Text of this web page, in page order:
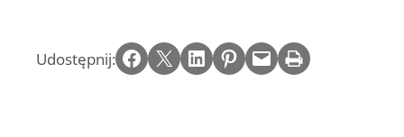
Udostępnij: Share on Facebook Email this Page Share on LinkedIn Share on Pinterest Email this Page Print this Page